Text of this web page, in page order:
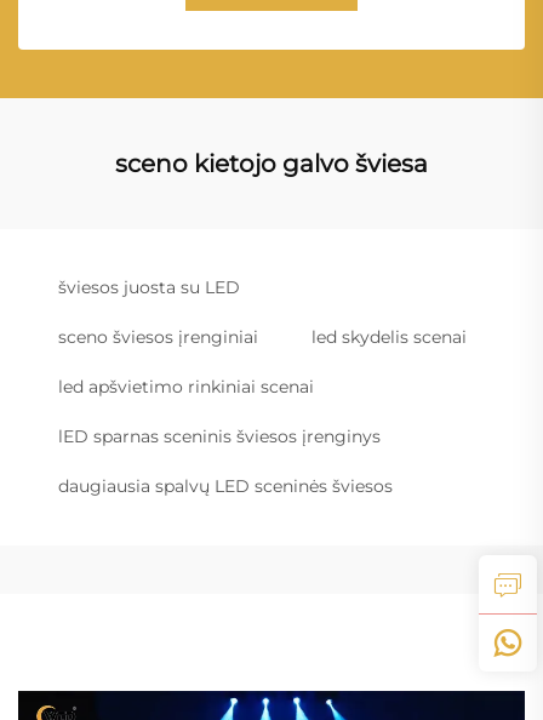
sceno kietojo galvo šviesa
šviesos juosta su LED
sceno šviesos įrenginiai led skydelis scenai
led apšvietimo rinkiniai scenai
lED sparnas sceninis šviesos įrenginys
daugiausia spalvų LED sceninės šviesos